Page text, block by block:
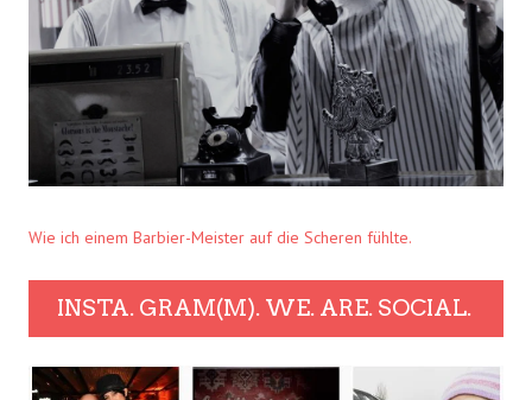
Wie ich einem Barbier-Meister auf die Scheren fühlte.
INSTA. GRAM(M). WE. ARE. SOCIAL.